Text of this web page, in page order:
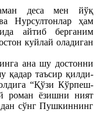
деса мен йўқ
Нурсултонлар ҳам
айтиб берганим
куйлай оладиган
ана шу достонни
қадар таъсир қилди-
“Қўзи Кўрпеш-
роман ёзишни ният
сўнг Пушкиннинг